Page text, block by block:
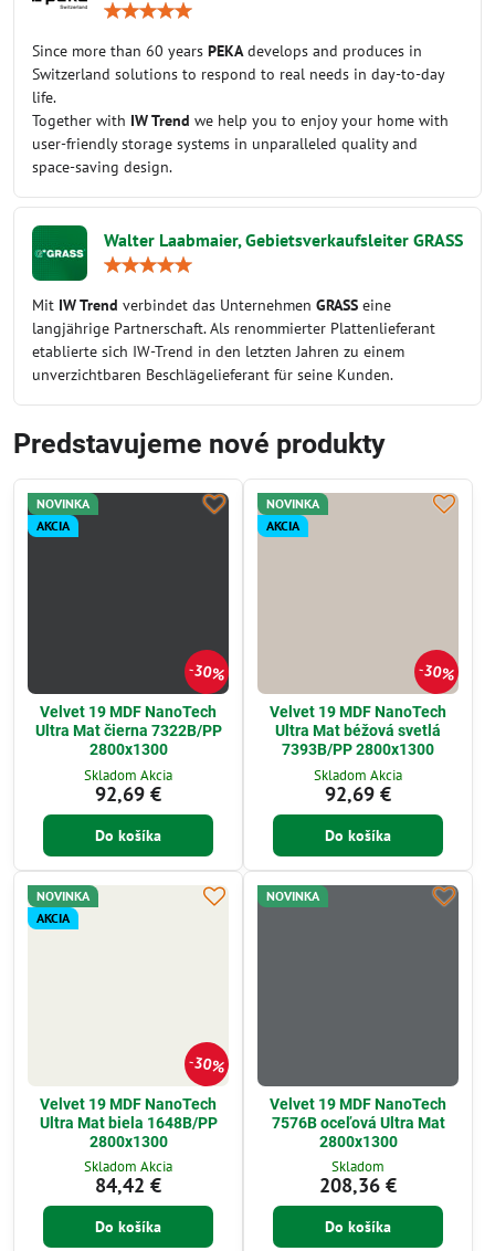
5
Since more than 60 years PEKAdevelops and produces in
Switzerland solutions to respond to real needs in day-to-day
life.
Together with IW Trend we help you to enjoy your home with
user-friendly storage systems in unparalleled quality and
space-saving design.
Walter Laabmaier, Gebietsverkaufsleiter GRASS
5
Mit IW Trend verbindet das Unternehmen GRASS eine
langjährige Partnerschaft. Als renommierter Plattenlieferant
etablierte sich IW-Trend in den letzten Jahren zu einem
unverzichtbaren Beschlägelieferant für seine Kunden.
Predstavujeme nové produkty
30%
NOVINKA
AKCIA
Velvet 19 MDF NanoTech
Ultra Mat čierna 7322B/PP
2800x1300
Skladom Akcia
92,69 €
Do košíka
30%
NOVINKA
AKCIA
Velvet 19 MDF NanoTech
Ultra Mat béžová svetlá
7393B/PP 2800x1300
Skladom Akcia
92,69 €
Do košíka
30%
NOVINKA
AKCIA
Velvet 19 MDF NanoTech
Ultra Mat biela 1648B/PP
2800x1300
Skladom Akcia
84,42 €
Do košíka
NOVINKA
Velvet 19 MDF NanoTech
7576B oceľová Ultra Mat
2800x1300
Skladom
208,36 €
Do košíka